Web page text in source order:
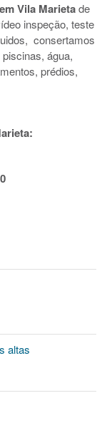
em Vila Marietade
inspeção, teste
consertamos
água,
prédios,
altas